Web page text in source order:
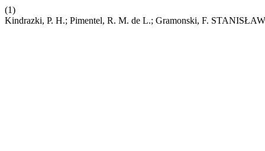
(1)
Kindrazki, P. H.; Pimentel, R. M. de L.; Gramonski, F.